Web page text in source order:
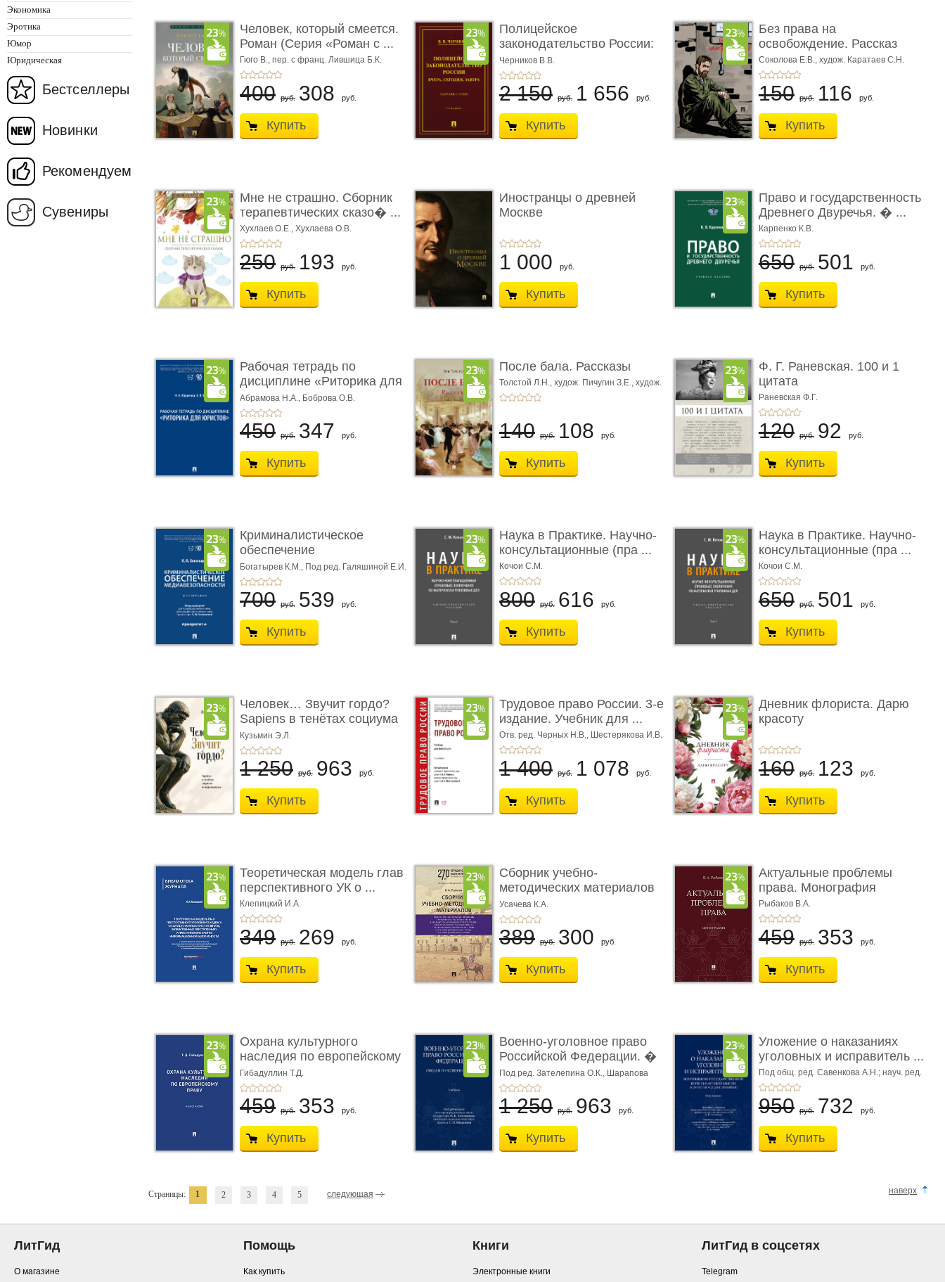
Экономика
Эротика
Юмор
Юридическая
Бестселлеры
Новинки
Рекомендуем
Сувениры
Человек, который смеется.
Роман (Серия «Роман с ...
Гюго В., пер. с франц. Лившица Б.К.
400 руб. 308 руб.
Купить
Полицейское
законодательство России:
вчера, с� ...
Черников В.В.
2 150 руб. 1 656 руб.
Купить
Без права на
освобождение. Рассказ
Соколова Е.В., худож. Каратаев С.Н.
150 руб. 116 руб.
Купить
Мне не страшно. Сборник
терапевтических сказо� ...
Хухлаев О.Е., Хухлаева О.В.
250 руб. 193 руб.
Купить
Иностранцы о древней
Москве
1 000 руб.
Купить
Право и государственность
Древнего Двуречья. � ...
Карпенко К.В.
650 руб. 501 руб.
Купить
Рабочая тетрадь по
дисциплине «Риторика для
ю� ...
Абрамова Н.А., Боброва О.В.
450 руб. 347 руб.
Купить
После бала. Рассказы
Толстой Л.Н., худож. Пичугин З.Е., худож.
Лебедев А.И.,
140 руб. 108 руб.
Купить
Ф. Г. Раневская. 100 и 1
цитата
Раневская Ф.Г.
120 руб. 92 руб.
Купить
Криминалистическое
обеспечение
медиабезопас� ...
Богатырев К.М., Под ред. Галяшиной Е.И.
700 руб. 539 руб.
Купить
Наука в Практике. Научно-
консультационные (пра ...
Кочои С.М.
800 руб. 616 руб.
Купить
Наука в Практике. Научно-
консультационные (пра ...
Кочои С.М.
650 руб. 501 руб.
Купить
Человек… Звучит гордо?
Sapiens в тенётах социума
� ...
Кузьмин Э.Л.
1 250 руб. 963 руб.
Купить
Трудовое право России. 3-е
издание. Учебник для ...
Отв. ред. Черных Н.В., Шестерякова И.В.
1 400 руб. 1 078 руб.
Купить
Дневник флориста. Дарю
красоту
160 руб. 123 руб.
Купить
Теоретическая модель глав
перспективного УК о ...
Клепицкий И.А.
349 руб. 269 руб.
Купить
Сборник учебно-
методических материалов
по кур ...
Усачева К.А.
389 руб. 300 руб.
Купить
Актуальные проблемы
права. Монография
Рыбаков В.А.
459 руб. 353 руб.
Купить
Охрана культурного
наследия по европейскому
п ...
Гибадуллин Т.Д.
459 руб. 353 руб.
Купить
Военно-уголовное право
Российской Федерации. �
...
Под ред. Зателепина О.К., Шарапова
С.Н.
1 250 руб. 963 руб.
Купить
Уложение о наказаниях
уголовных и исправитель ...
Под общ. ред. Савенкова А.Н.; науч. ред.
и рук. авт. кол. Чучаев А.И.
950 руб. 732 руб.
Купить
Страницы: 1 2 3 4 5 следующая наверх
ЛитГид
О магазине
Помощь
Как купить
Книги
Электронные книги
ЛитГид в соцсетях
Telegram